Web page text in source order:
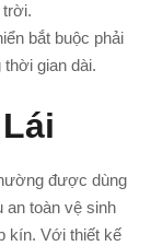
trời.
bắt buộc phải
gian dài.
được dùng
toàn vệ sinh
kín. Với thiết kế